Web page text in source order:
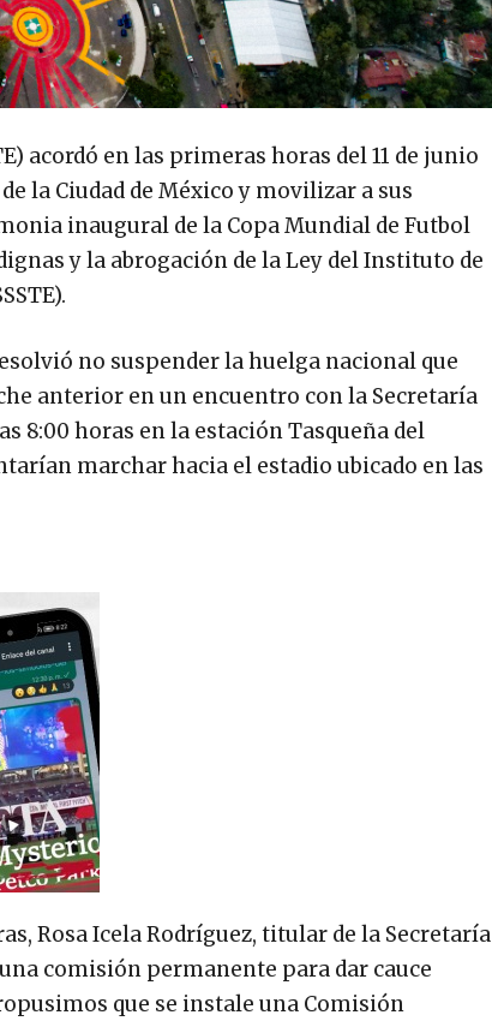
acordó en las primeras horas del 11 de junio
la Ciudad de México y movilizar a sus
inaugural de la Copa Mundial de Futbol
y la abrogación de la Ley del Instituto de
no suspender la huelga nacional que
anterior en un encuentro con la Secretaría
8:00 horas en la estación Tasqueña del
marchar hacia el estadio ubicado en las
Rosa Icela Rodríguez, titular de la Secretaría
comisión permanente para dar cauce
que se instale una Comisión